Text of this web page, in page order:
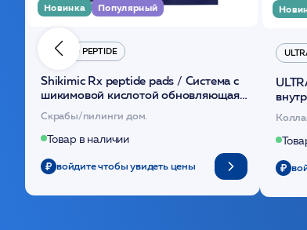
Новинка Популярный
HYDRO PEPTIDE
Shikimic Rx peptide pads / Cистема с
шикимовой кислотой обновляющая
(30шт) /HP
Скрабы/пилинги дом.
Товар в наличии
войдите чтобы увидеть цены